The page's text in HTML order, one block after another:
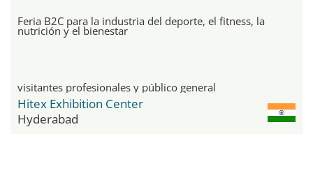
Feria B2C para la industria del deporte, el fitness, la
nutrición y el bienestar
visitantes profesionales y público general
Hitex Exhibition Center
Hyderabad